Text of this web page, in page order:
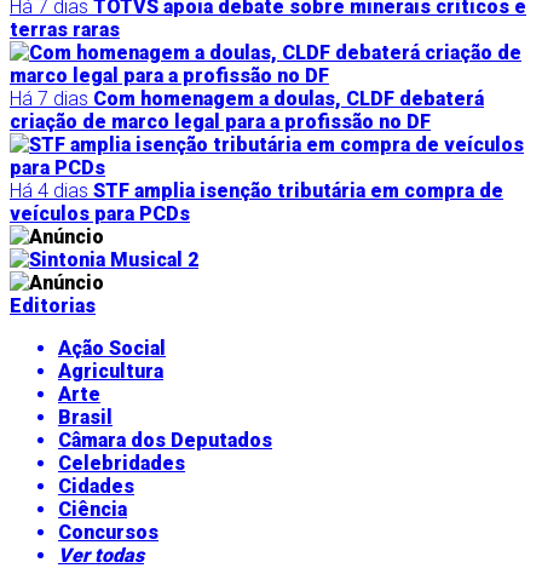
Há 7 dias TOTVS apoia debate sobre minerais críticos e
terras raras
Há 7 dias Com homenagem a doulas, CLDF debaterá
criação de marco legal para a profissão no DF
Há 4 dias STF amplia isenção tributária em compra de
veículos para PCDs
Editorias
Ação Social
Agricultura
Arte
Brasil
Câmara dos Deputados
Celebridades
Cidades
Ciência
Concursos
Ver todas